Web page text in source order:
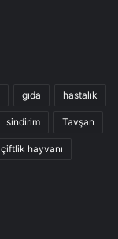
gıda hastalık
sindirim Tavşan
çiftlik hayvanı